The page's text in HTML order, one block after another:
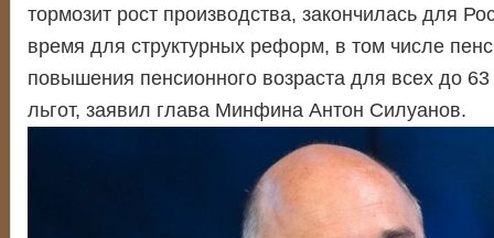
тормозит рост производства, закончилась для
время для структурных реформ, в том числе
повышения пенсионного возраста для всех до
льгот, заявил глава Минфина Антон Силуанов.